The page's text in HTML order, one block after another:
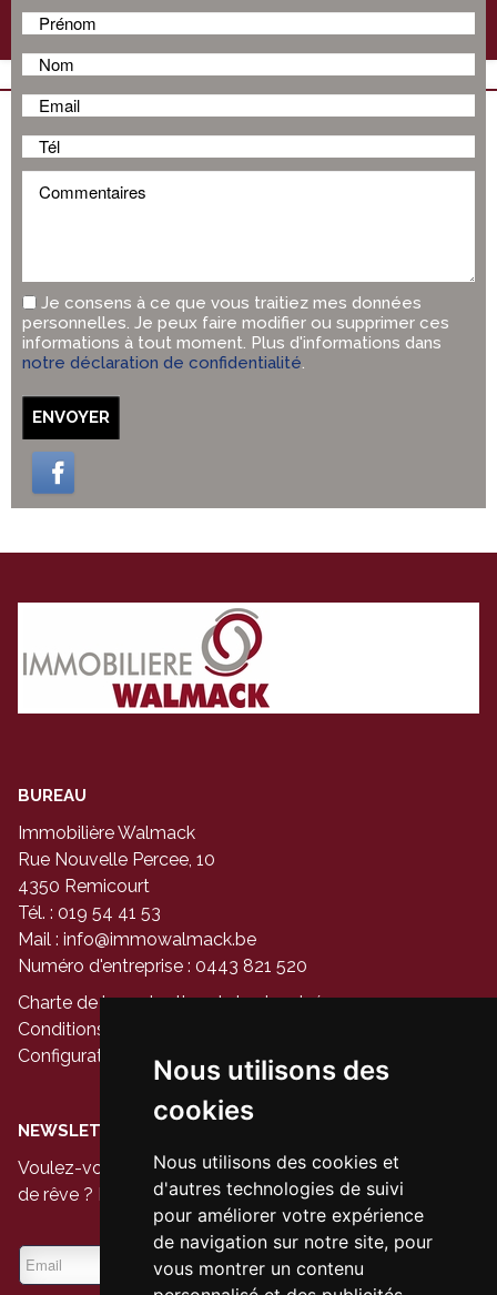
Nous utilisons des
cookies
Nous utilisons des cookies et
d'autres technologies de suivi
pour améliorer votre expérience
de navigation sur notre site, pour
vous montrer un contenu
Je consens à ce que vous traitiez mes données
personnelles. Je peux faire modifier ou supprimer ces
informations à tout moment. Plus d'informations dans
notre déclaration de confidentialité.
ENVOYER
COMFORT
BUREAU
Immobilière Walmack
Rue Nouvelle Percee, 10
4350 Remicourt
Tél. : 019 54 41 53
Mail : info@immowalmack.be
Numéro d'entreprise : 0443 821 520
Charte de la protection de la vie privée
Conditions générales d'utilisation du site
Configuration des cookies
NEWSLETTER
Voulez-vous être le premier à voir les nouvelles maisons
de rêve ? Inscrivez-vous à notre newsletter aujourd'hui.